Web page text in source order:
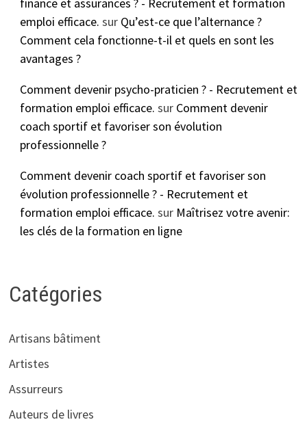
finance et assurances ? - Recrutement et formation
emploi efficace. sur Qu’est-ce que l’alternance ?
Comment cela fonctionne-t-il et quels en sont les
avantages ?
Comment devenir psycho-praticien ? - Recrutement et
formation emploi efficace. sur Comment devenir
coach sportif et favoriser son évolution
professionnelle ?
Comment devenir coach sportif et favoriser son
évolution professionnelle ? - Recrutement et
formation emploi efficace. sur Maîtrisez votre avenir:
les clés de la formation en ligne
Catégories
Artisans bâtiment
Artistes
Assurreurs
Auteurs de livres